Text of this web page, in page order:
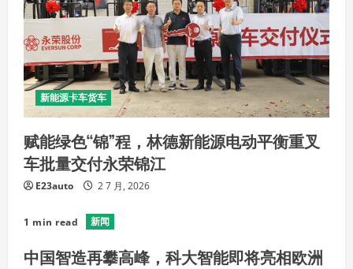
新能源卡车货车
赋能绿色“锦”程，林德新能源电动平衡重叉
车批量交付永荣锦江
E23auto 2 7 月, 2026
1 min read 新闻
中国智造再攀高峰，科大智能即将亮相欧洲